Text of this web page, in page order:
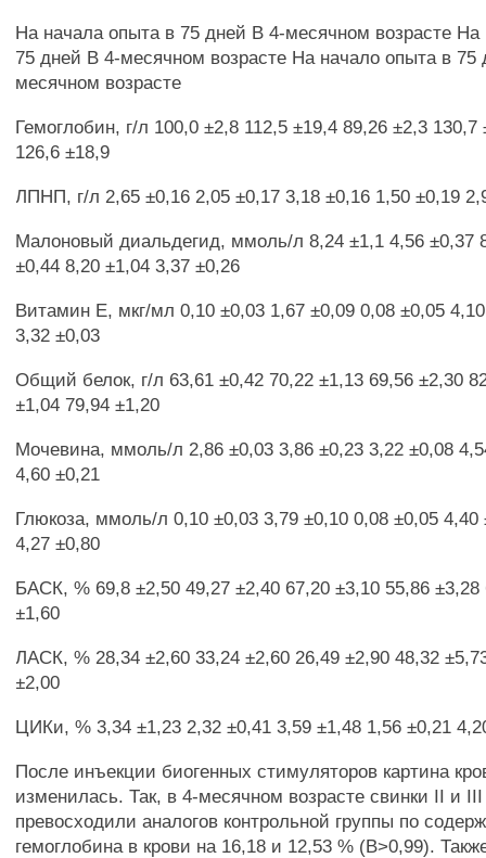
На начала опыта в 75 дней В 4-месячном возрасте На
75 дней В 4-месячном возрасте На начало опыта в 75
месячном возрасте
Гемоглобин, г/л 100,0 ±2,8 112,5 ±19,4 89,26 ±2,3 130,7
126,6 ±18,9
ЛПНП, г/л 2,65 ±0,16 2,05 ±0,17 3,18 ±0,16 1,50 ±0,19
Малоновый диальдегид, ммоль/л 8,24 ±1,1 4,56 ±0,37
±0,44 8,20 ±1,04 3,37 ±0,26
Витамин Е, мкг/мл 0,10 ±0,03 1,67 ±0,09 0,08 ±0,05
3,32 ±0,03
Общий белок, г/л 63,61 ±0,42 70,22 ±1,13 69,56 ±2,30
±1,04 79,94 ±1,20
Мочевина, ммоль/л 2,86 ±0,03 3,86 ±0,23 3,22 ±0,08
4,60 ±0,21
Глюкоза, ммоль/л 0,10 ±0,03 3,79 ±0,10 0,08 ±0,05 4,40
4,27 ±0,80
БАСК, % 69,8 ±2,50 49,27 ±2,40 67,20 ±3,10 55,86 ±3,28
±1,60
ЛАСК, % 28,34 ±2,60 33,24 ±2,60 26,49 ±2,90 48,32
±2,00
ЦИКи, % 3,34 ±1,23 2,32 ±0,41 3,59 ±1,48 1,56 ±0,21
После инъекции биогенных стимуляторов картина
изменилась. Так, в 4-месячном возрасте свинки II и
превосходили аналогов контрольной группы по
гемоглобина в крови на 16,18 и 12,53 % (В>0,99).